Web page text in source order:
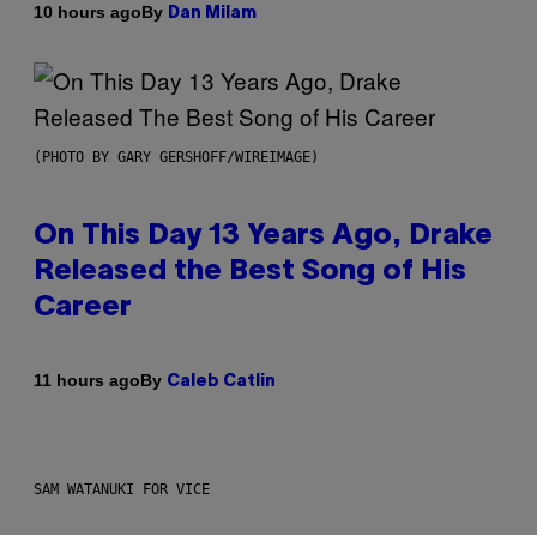
10 hours agoBy Dan Milam
(PHOTO BY GARY GERSHOFF/WIREIMAGE)
On This Day 13 Years Ago, Drake
Released the Best Song of His
Career
11 hours agoBy Caleb Catlin
SAM WATANUKI FOR VICE